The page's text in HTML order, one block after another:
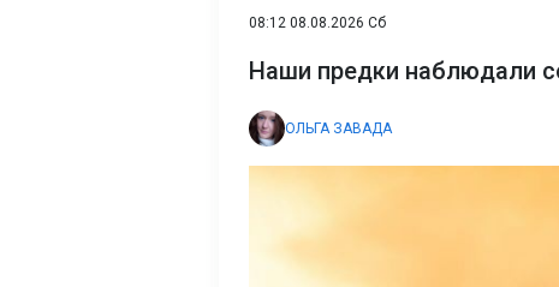
08:12 08.08.2026 Сб
Наши предки наблюдали
ОЛЬГА ЗАВАДА